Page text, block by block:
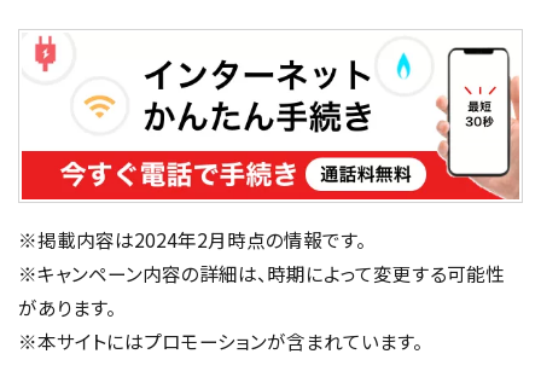
※掲載内容は2024年2月時点の情報です。
※キャンペーン内容の詳細は、時期によって変更する可能性
があります。
※本サイトにはプロモーションが含まれています。